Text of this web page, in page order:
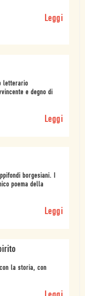
Leggi
letterario
e degno di
Leggi
borgesiani. I
poema della
Leggi
la storia, con